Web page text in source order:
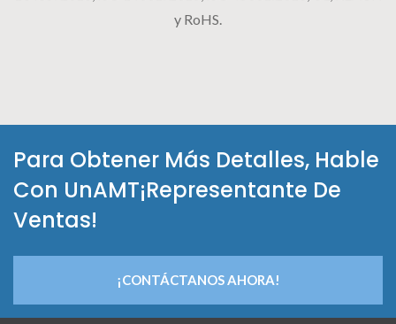
y RoHS.
Para Obtener Más Detalles, Hable
Con UnAMT¡Representante De
Ventas!
¡CONTÁCTANOS AHORA!